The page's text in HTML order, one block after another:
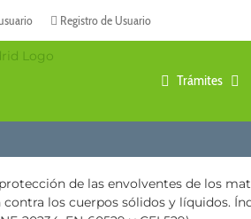
Registro de Usuario
Trámites
de las envolventes de los
los cuerpos sólidos y líquidos.